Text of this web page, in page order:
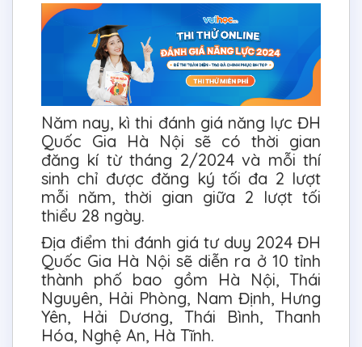
Năm nay, kì thi đánh giá năng lực ĐH
Quốc Gia Hà Nội sẽ có thời gian
đăng kí từ tháng 2/2024 và mỗi thí
sinh chỉ được đăng ký tối đa 2 lượt
mỗi năm, thời gian giữa 2 lượt tối
thiểu 28 ngày.
Địa điểm thi đánh giá tư duy 2024 ĐH
Quốc Gia Hà Nội sẽ diễn ra ở 10 tỉnh
thành phố bao gồm Hà Nội, Thái
Nguyên, Hải Phòng, Nam Định, Hưng
Yên, Hải Dương, Thái Bình, Thanh
Hóa, Nghệ An, Hà Tĩnh.